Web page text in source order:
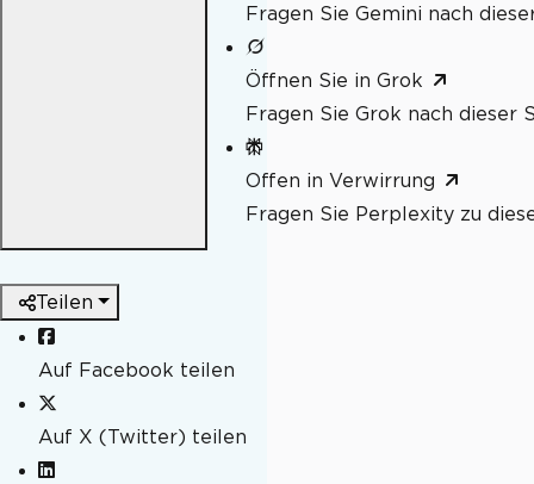
Fragen Sie Gemini nach
Öffnen Sie in Grok
Fragen Sie Grok nach dieser
Offen in Verwirrung
Fragen Sie Perplexity zu
Teilen
Auf Facebook teilen
Auf X (Twitter) teilen